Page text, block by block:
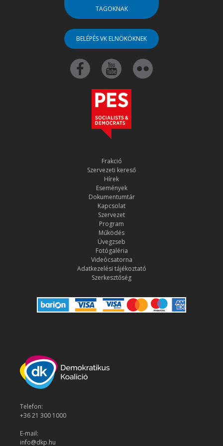
TAGOKNAK
BELÉPÉS VK ELNÖKÖKNEK
Frakció
Szervezeti kereső
Hírek
Események
Dokumentumtár
Kapcsolat
Szervezet
Program
Működés
Üvegzseb
Fotógaléria
Videócsatorna
Adatkezelési tájékoztató
Szerkesztőség
Telefon:
+36 21 300 1000
E-mail:
info@dkp.hu